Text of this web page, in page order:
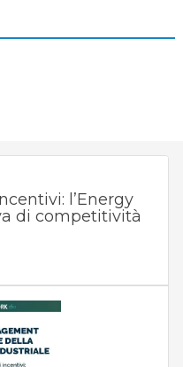
l’Energy
di competitività